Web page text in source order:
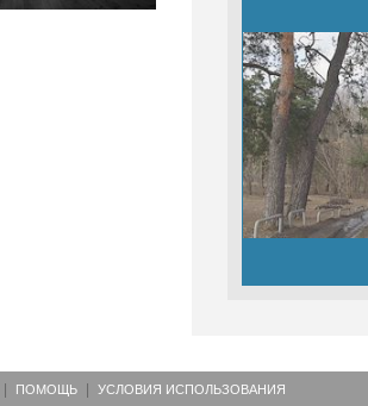
ПОМОЩЬ УСЛОВИЯ ИСПОЛЬЗОВАНИЯ